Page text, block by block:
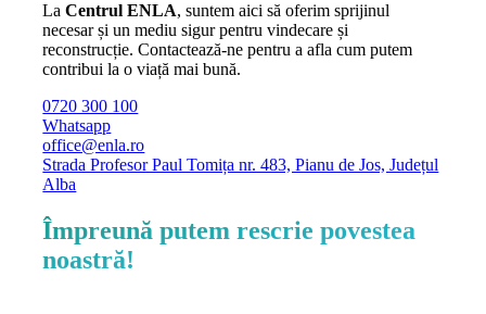
LaCentrul ENLA, suntem aici să oferim sprijinul
necesar și un mediu sigur pentru vindecare și
reconstrucție. Contactează-ne pentru a afla cum putem
contribui la o viață mai bună.
0720 300 100
Whatsapp
office@enla.ro
Strada Profesor Paul Tomița nr. 483, Pianu de Jos, Județul
Alba
Împreună putem rescrie povestea
noastră!